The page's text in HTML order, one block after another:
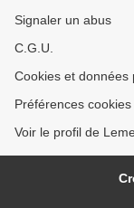
Signaler un abus
C.G.U.
Cookies et données
Préférences cookies
Voir le profil de